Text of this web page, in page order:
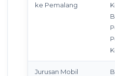
ke Pemalang
Jurusan Mobil